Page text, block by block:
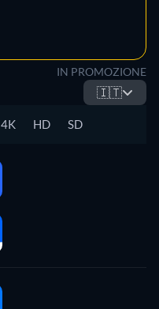
IN PROMOZIONE
🇮🇹
4K HD SD